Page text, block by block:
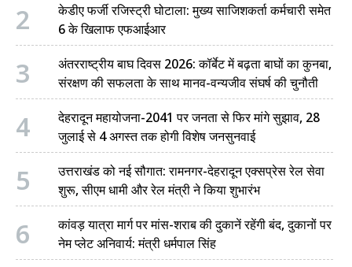
2
केडीए फर्जी रजिस्ट्री घोटाला: मुख्य साजिशकर्ता कर्मचारी समेत
6 के खिलाफ एफआईआर
3
अंतरराष्ट्रीय बाघ दिवस 2026: कॉर्बेट में बढ़ता बाघों का कुनबा,
संरक्षण की सफलता के साथ मानव-वन्यजीव संघर्ष की चुनौती
4
देहरादून महायोजना-2041 पर जनता से फिर मांगे सुझाव, 28
जुलाई से 4 अगस्त तक होगी विशेष जनसुनवाई
5
उत्तराखंड को नई सौगात: रामनगर-देहरादून एक्सप्रेस रेल सेवा
शुरू, सीएम धामी और रेल मंत्री ने किया शुभारंभ
6
कांवड़ यात्रा मार्ग पर मांस-शराब की दुकानें रहेंगी बंद, दुकानों पर
नेम प्लेट अनिवार्य: मंत्री धर्मपाल सिंह
चंपावत
देहरादून
नैनीताल
बागेश्वर